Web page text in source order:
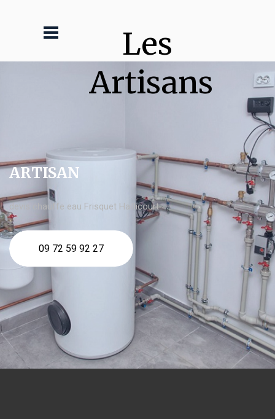
Les
Artisans
ARTISAN
devis chauffe eau Frisquet Haillicourt
09 72 59 92 27